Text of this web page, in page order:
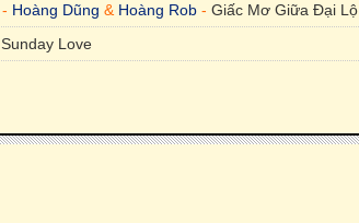
- Hoàng Dũng & Hoàng Rob - Giấc Mơ Giữa Đại Lộ
Sunday Love